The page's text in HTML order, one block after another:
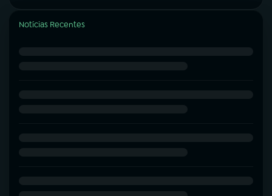
Notícias Recentes